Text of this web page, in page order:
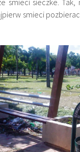
smieci sieczke.
smieci